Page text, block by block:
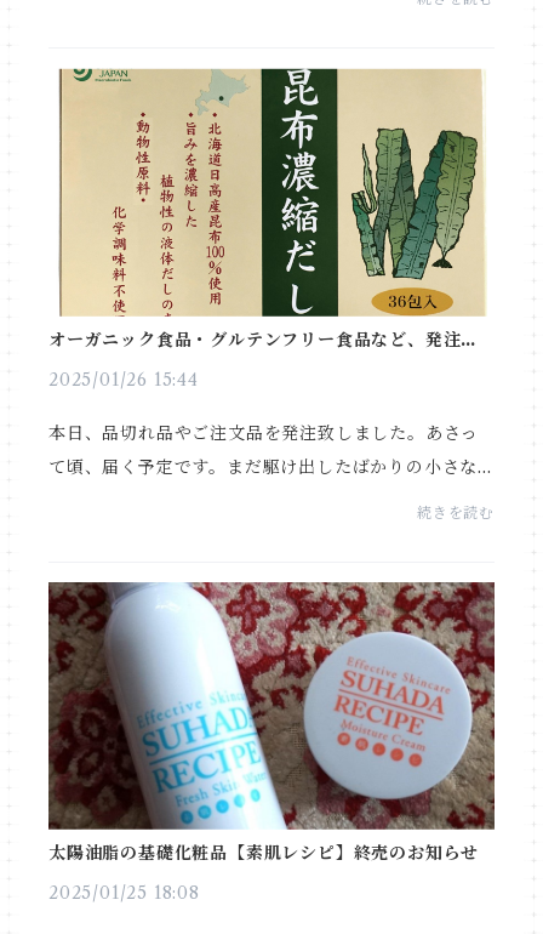
オーガニック食品・グルテンフリー食品など、発注し
2025/01/26 15:44
本日、品切れ品やご注文品を発注致しました。あさっ
て頃、届く予定です。まだ駆け出したばかりの小さな
オンラインショップ。発注頻度は少な目で、月に一度
続きを読む
太陽油脂の基礎化粧品【素肌レシピ】終売のお知らせ
2025/01/25 18:08